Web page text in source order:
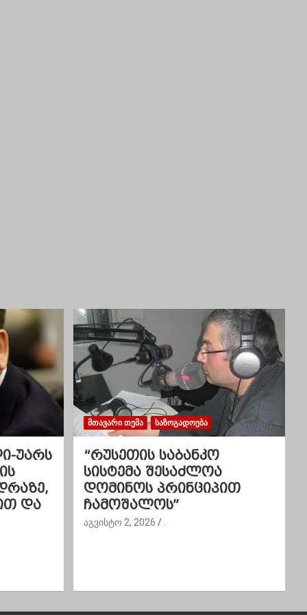
უარს
და
ᲛᲗᲐᲕᲐᲠᲘ ᲗᲔᲛᲐ ᲡᲐᲖᲝᲒᲐᲓᲝᲔᲑᲐ
“რუსეთის საბანკო
სისტემა შესაძლოა
დომინოს პრინციპით
ჩამოშალოს”
აგვისტო 2, 2026